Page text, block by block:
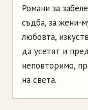
Романи за
съдба, за жени-
любовта,
да усетят и
неповторимо,
на света.